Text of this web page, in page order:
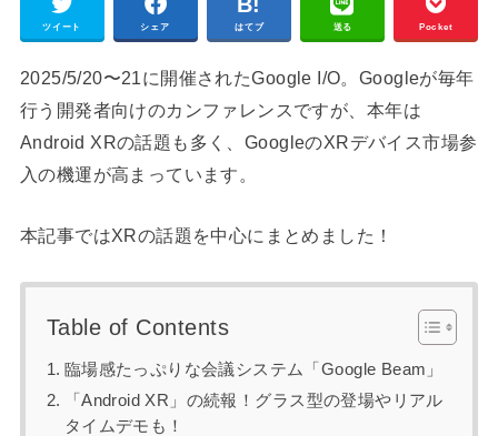
ツイート シェア はてブ 送る Pocket
2025/5/20〜21に開催されたGoogle I/O。Googleが毎年
行う開発者向けのカンファレンスですが、本年は
Android XRの話題も多く、GoogleのXRデバイス市場参
入の機運が高まっています。
本記事ではXRの話題を中心にまとめました！
Table of Contents
臨場感たっぷりな会議システム「Google Beam」
「Android XR」の続報！グラス型の登場やリアル
タイムデモも！